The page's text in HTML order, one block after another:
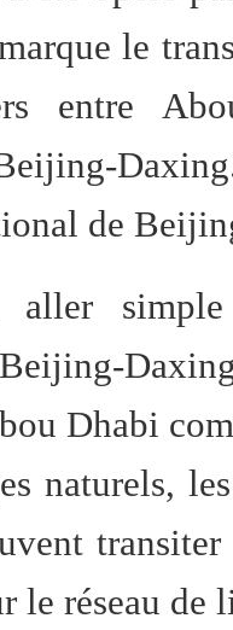
le
entre
de
simple
Dhabi
naturels,
le réseau